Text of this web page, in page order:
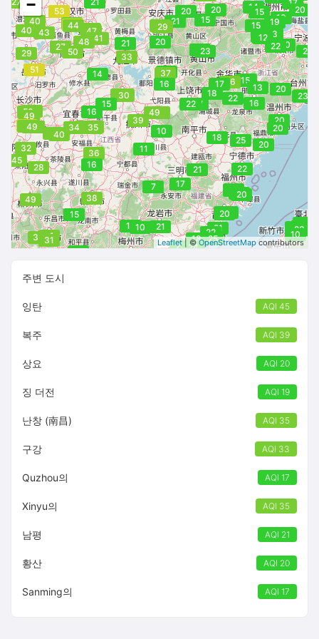
44
19
20
30
19
49
53
24
20
39
22
51
15
35
21
24
46
23
20
22
53
17
35
20
45
26
20
19
31
21 23
21
13
34
20
20
15
33
21
50
22
58
20
20
38
22
45
36
17
50
50
16
45
19
40
50
60
52
45
20
49
11
25
55 15
40
18
4
26
17
25
40
26
36
20
47
22
37
30
10
10
20
13
16
20
15
14
18
56
7
40
23
20
15
32
16
7
47
27
22
49
19
47
49
43
51
41
15
28
53
23
17
10
21
48
14
47
14 24
21
20
22
20
18
35
20
48
29
20
16
31
11 22
12
15
20
29
13
−
Leaflet| ©OpenStreetMap contributors
주변 도시
잉탄 AQI 45
복주 AQI 39
상요 AQI 20
징 더전 AQI 19
난창 (南昌) AQI 35
구강 AQI 33
Quzhou의 AQI 17
Xinyu의 AQI 35
남평 AQI 21
황산 AQI 20
Sanming의 AQI 17